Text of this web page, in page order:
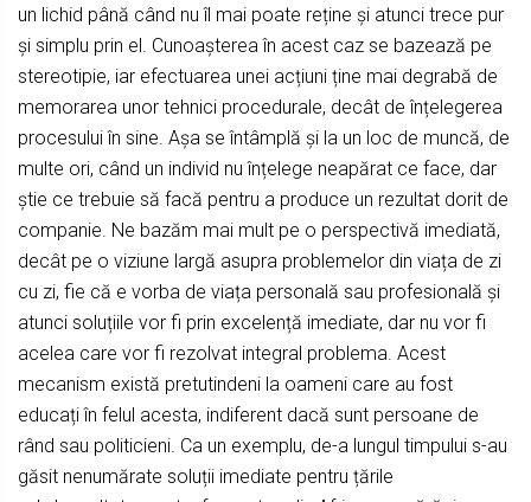
un lichid până când nu îl mai poate reține și atunci trece pur
și simplu prin el. Cunoașterea în acest caz se bazează pe
stereotipie, iar efectuarea unei acțiuni ține mai degrabă de
memorarea unor tehnici procedurale, decât de înțelegerea
procesului în sine. Așa se întâmplă și la un loc de muncă, de
multe ori, când un individ nu înțelege neapărat ce face, dar
știe ce trebuie să facă pentru a produce un rezultat dorit de
companie. Ne bazăm mai mult pe o perspectivă imediată,
decât pe o viziune largă asupra problemelor din viața de zi
cu zi, fie că e vorba de viața personală sau profesională și
atunci soluțiile vor fi prin excelență imediate, dar nu vor fi
acelea care vor fi rezolvat integral problema. Acest
mecanism există pretutindeni la oameni care au fost
educați în felul acesta, indiferent dacă sunt persoane de
rând sau politicieni. Ca un exemplu, de-a lungul timpului s-au
găsit nenumărate soluții imediate pentru țările